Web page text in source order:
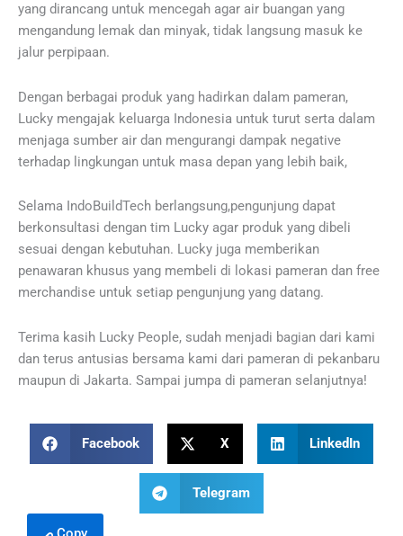
yang dirancang untuk mencegah agar air buangan yang
mengandung lemak dan minyak, tidak langsung masuk ke
jalur perpipaan.
Dengan berbagai produk yang hadirkan dalam pameran,
Lucky mengajak keluarga Indonesia untuk turut serta dalam
menjaga sumber air dan mengurangi dampak negative
terhadap lingkungan untuk masa depan yang lebih baik,
Selama IndoBuildTech berlangsung,pengunjung dapat
berkonsultasi dengan tim Lucky agar produk yang dibeli
sesuai dengan kebutuhan. Lucky juga memberikan
penawaran khusus yang membeli di lokasi pameran dan free
merchandise untuk setiap pengunjung yang datang.
Terima kasih Lucky People, sudah menjadi bagian dari kami
dan terus antusias bersama kami dari pameran di pekanbaru
maupun di Jakarta. Sampai jumpa di pameran selanjutnya!
Facebook X LinkedIn
Telegram